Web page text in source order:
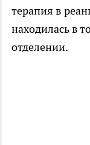
терапия в
находилась в
отделении.